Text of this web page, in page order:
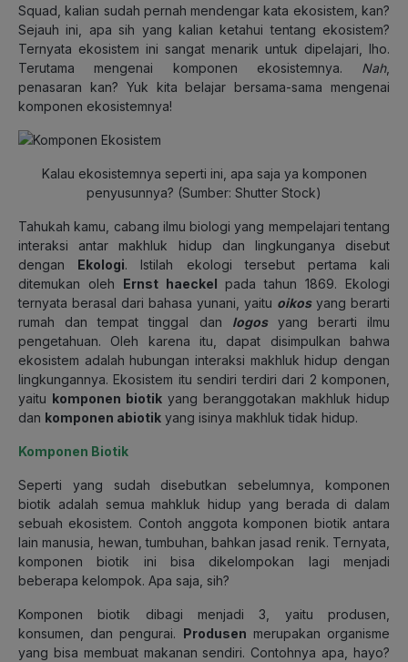
Squad, kalian sudah pernah mendengar kata ekosistem, kan?
Sejauh ini, apa sih yang kalian ketahui tentang ekosistem?
Ternyata ekosistem ini sangat menarik untuk dipelajari, lho.
Terutama mengenai komponen ekosistemnya. Nah,
penasaran kan? Yuk kita belajar bersama-sama mengenai
komponen ekosistemnya!
Kalau ekosistemnya seperti ini, apa saja ya komponen
penyusunnya? (Sumber: Shutter Stock)
Tahukah kamu, cabang ilmu biologi yang mempelajari tentang
interaksi antar makhluk hidup dan lingkunganya disebut
dengan Ekologi. Istilah ekologi tersebut pertama kali
ditemukan oleh Ernst haeckel padatahun 1869. Ekologi
ternyata berasal dari bahasa yunani, yaitu oikos yang berarti
rumah dan tempat tinggal dan
logos
yang berarti ilmu
pengetahuan. Oleh karena itu, dapat disimpulkan bahwa
ekosistem adalah hubungan interaksi makhluk hidup dengan
lingkungannya. Ekosistem itu sendiri terdiri dari 2 komponen,
yaitu komponen biotik yang beranggotakan makhluk hidup
dan komponen abiotik yang isinya makhluk tidak hidup.
Komponen Biotik
Seperti yang sudah disebutkan sebelumnya, komponen
biotik adalah semua mahkluk hidup yang berada di dalam
sebuah ekosistem. Contoh anggota komponen biotik antara
lain manusia, hewan, tumbuhan, bahkan jasad renik. Ternyata,
komponen biotik ini bisa dikelompokan lagi menjadi
beberapa kelompok. Apa saja, sih?
Komponen biotik dibagi menjadi 3, yaitu produsen,
konsumen, dan pengurai. Produsen merupakan organisme
yang bisa membuat makanan sendiri. Contohnya apa, hayo?